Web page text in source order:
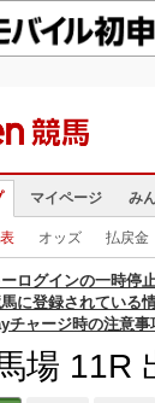
マイページ み
オッズ 払戻金
ーログインの一時停
馬に登録されている
チャージ時の注意事
場 11R